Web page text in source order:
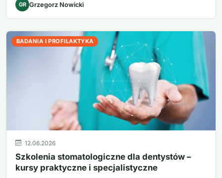
GR Grzegorz Nowicki
BADANIA I PROFILAKTYKA
12.06.2026
Szkolenia stomatologiczne dla dentystów –
kursy praktyczne i specjalistyczne